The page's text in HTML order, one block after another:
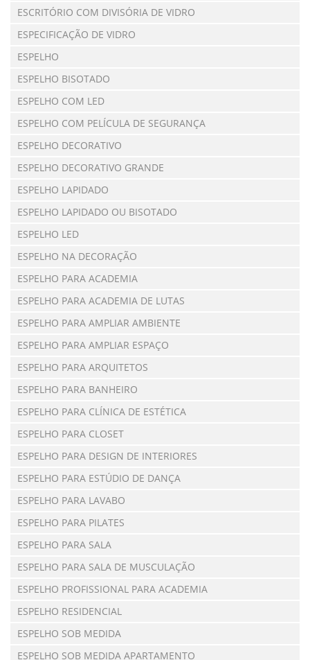
ESCRITÓRIO COM DIVISÓRIA DE VIDRO
ESPECIFICAÇÃO DE VIDRO
ESPELHO
ESPELHO BISOTADO
ESPELHO COM LED
ESPELHO COM PELÍCULA DE SEGURANÇA
ESPELHO DECORATIVO
ESPELHO DECORATIVO GRANDE
ESPELHO LAPIDADO
ESPELHO LAPIDADO OU BISOTADO
ESPELHO LED
ESPELHO NA DECORAÇÃO
ESPELHO PARA ACADEMIA
ESPELHO PARA ACADEMIA DE LUTAS
ESPELHO PARA AMPLIAR AMBIENTE
ESPELHO PARA AMPLIAR ESPAÇO
ESPELHO PARA ARQUITETOS
ESPELHO PARA BANHEIRO
ESPELHO PARA CLÍNICA DE ESTÉTICA
ESPELHO PARA CLOSET
ESPELHO PARA DESIGN DE INTERIORES
ESPELHO PARA ESTÚDIO DE DANÇA
ESPELHO PARA LAVABO
ESPELHO PARA PILATES
ESPELHO PARA SALA
ESPELHO PARA SALA DE MUSCULAÇÃO
ESPELHO PROFISSIONAL PARA ACADEMIA
ESPELHO RESIDENCIAL
ESPELHO SOB MEDIDA
ESPELHO SOB MEDIDA APARTAMENTO